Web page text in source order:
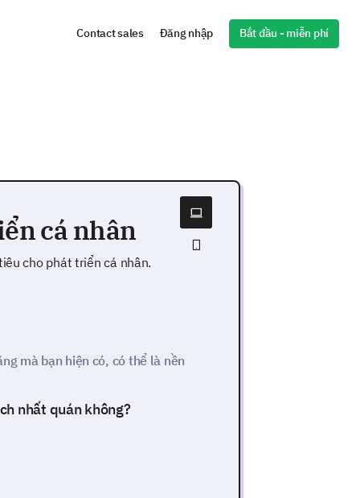
Contact sales Đăng nhập Bắt đầu - miễn phí
cá nhân
cho phát triển cá nhân.
mà bạn hiện có, có thể là nền
nhất quán không?